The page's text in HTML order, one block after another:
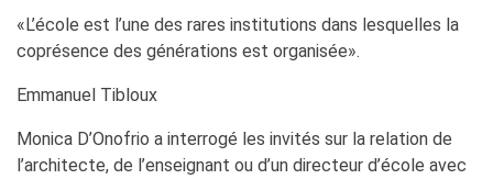
«L’école est l’une des rares institutions dans lesquelles la
coprésence des générations est organisée».
Emmanuel Tibloux
Monica D’Onofrio a interrogé les invités sur la relation de
l’architecte, de l’enseignant ou d’un directeur d’école avec